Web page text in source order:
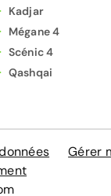
Kadjar
Mégane 4
Scénic 4
Qashqai
Gérer